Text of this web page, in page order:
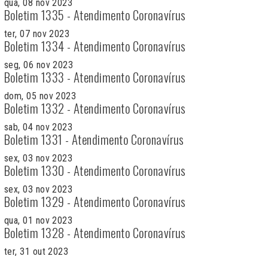
qua, 08 nov 2023
Boletim 1335 - Atendimento Coronavírus
ter, 07 nov 2023
Boletim 1334 - Atendimento Coronavírus
seg, 06 nov 2023
Boletim 1333 - Atendimento Coronavírus
dom, 05 nov 2023
Boletim 1332 - Atendimento Coronavírus
sab, 04 nov 2023
Boletim 1331 - Atendimento Coronavírus
sex, 03 nov 2023
Boletim 1330 - Atendimento Coronavírus
sex, 03 nov 2023
Boletim 1329 - Atendimento Coronavírus
qua, 01 nov 2023
Boletim 1328 - Atendimento Coronavírus
ter, 31 out 2023